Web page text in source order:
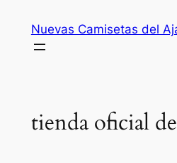
contenido
Nuevas Camisetas del
tienda oficial